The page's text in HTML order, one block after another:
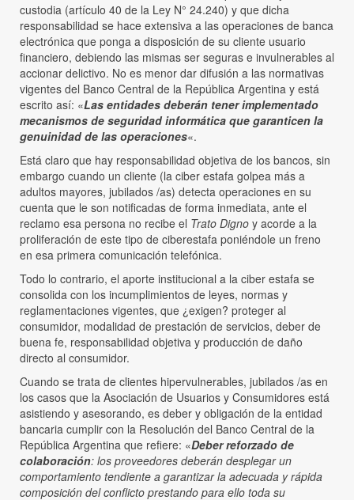
custodia (artículo 40 de la Ley N° 24.240) y que dicha
responsabilidad se hace extensiva a las operaciones de banca
electrónica que ponga a disposición de su cliente usuario
financiero, debiendo las mismas ser seguras e invulnerables al
accionar delictivo. No es menor dar difusión a las normativas
vigentes del Banco Central de la República Argentina y está
escrito así: «Las entidades deberán tener implementado
mecanismos de seguridad informática que garanticen la
genuinidad de las operaciones«.
Está claro que hay responsabilidad objetiva de los bancos, sin
embargo cuando un cliente (la ciber estafa golpea más a
adultos mayores, jubilados /as) detecta operaciones en su
cuenta que le son notificadas de forma inmediata, ante el
reclamo esa persona no recibe el Trato Digno y acorde a la
proliferación de este tipo de ciberestafa poniéndole un freno
en esa primera comunicación telefónica.
Todo lo contrario, el aporte institucional a la ciber estafa se
consolida con los incumplimientos de leyes, normas y
reglamentaciones vigentes, que ¿exigen? proteger al
consumidor, modalidad de prestación de servicios, deber de
buena fe, responsabilidad objetiva y producción de daño
directo al consumidor.
Cuando se trata de clientes hipervulnerables, jubilados /as en
los casos que la Asociación de Usuarios y Consumidores está
asistiendo y asesorando, es deber y obligación de la entidad
bancaria cumplir con la Resolución del Banco Central de la
República Argentina que refiere: «Deber reforzado de
colaboración: los proveedores deberán desplegar un
comportamiento tendiente a garantizar la adecuada y rápida
composición del conflicto prestando para ello toda su